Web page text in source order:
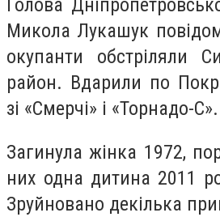
Голова
Микола Лукашук
окупанти обстріляли
район. Вдарили по
зі «Смерчі» і «Торнадо-С».
Загинула жінка 1972,
них одна дитина 2011
Зруйновано декілька